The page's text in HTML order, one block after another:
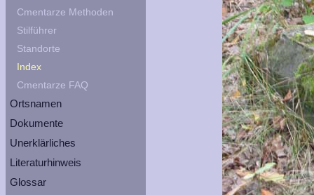
Cmentarze Methoden
Stilführer
Standorte
Index
Cmentarze FAQ
Ortsnamen
Dokumente
Unerklärliches
Literaturhinweis
Glossar